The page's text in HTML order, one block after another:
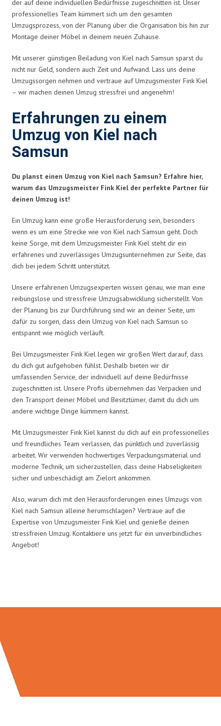
der auf deine individuellen Bedürfnisse zugeschnitten ist. Unser
professionelles Team kümmert sich um den gesamten
Umzugsprozess, von der Planung über die Organisation bis hin zur
Montage deiner Möbel in deinem neuen Zuhause.
Mit unserer günstigen Beiladung von Kiel nach Samsun sparst du
nicht nur Geld, sondern auch Zeit und Aufwand. Lass uns deine
Umzugssorgen nehmen und vertraue auf Umzugsmeister Fink Kiel
– wir machen deinen Umzug stressfrei und angenehm!
Erfahrungen zu einem
Umzug von Kiel nach
Samsun
Du planst einen Umzug von Kiel nach Samsun? Erfahre hier,
warum das Umzugsmeister Fink Kiel der perfekte Partner für
deinen Umzug ist!
Ein Umzug kann eine große Herausforderung sein, besonders
wenn es um eine Strecke wie von Kiel nach Samsun geht. Doch
keine Sorge, mit dem Umzugsmeister Fink Kiel steht dir ein
erfahrenes und zuverlässiges Umzugsunternehmen zur Seite, das
dich bei jedem Schritt unterstützt.
Unsere erfahrenen Umzugsexperten wissen genau, wie man eine
reibungslose und stressfreie Umzugsabwicklung sicherstellt. Von
der Planung bis zur Durchführung sind wir an deiner Seite, um
dafür zu sorgen, dass dein Umzug von Kiel nach Samsun so
entspannt wie möglich verläuft.
Bei Umzugsmeister Fink Kiel legen wir großen Wert darauf, dass
du dich gut aufgehoben fühlst. Deshalb bieten wir dir
umfassenden Service, der individuell auf deine Bedürfnisse
zugeschnitten ist. Unsere Profis übernehmen das Verpacken und
den Transport deiner Möbel und Besitztümer, damit du dich um
andere wichtige Dinge kümmern kannst.
Mit Umzugsmeister Fink Kiel kannst du dich auf ein professionelles
und freundliches Team verlassen, das pünktlich und zuverlässig
arbeitet. Wir verwenden hochwertiges Verpackungsmaterial und
moderne Technik, um sicherzustellen, dass deine Habseligkeiten
sicher und unbeschädigt am Zielort ankommen.
Also, warum dich mit den Herausforderungen eines Umzugs von
Kiel nach Samsun alleine herumschlagen? Vertraue auf die
Expertise von Umzugsmeister Fink Kiel und genieße deinen
stressfreien Umzug. Kontaktiere uns jetzt für ein unverbindliches
Angebot!